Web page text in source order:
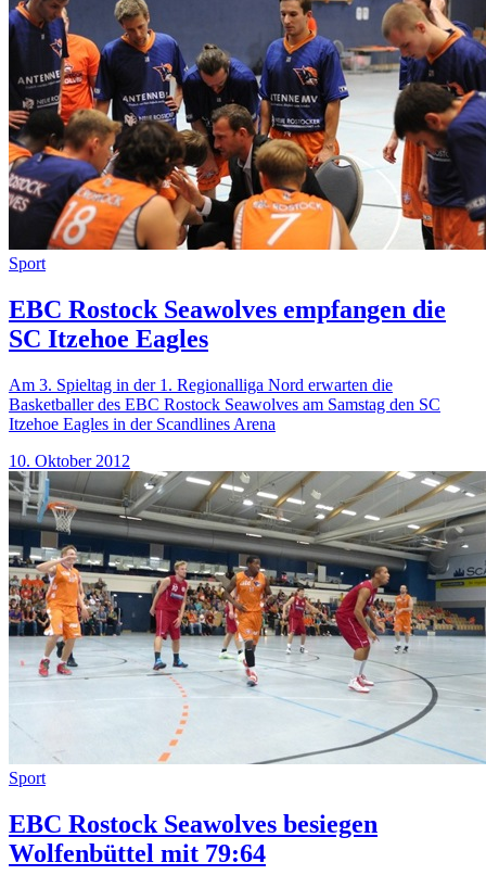
Sport
EBC Rostock Seawolves empfangen die
SC Itzehoe Eagles
Am 3. Spieltag in der 1. Regionalliga Nord erwarten die
Basketballer des EBC Rostock Seawolves am Samstag den SC
Itzehoe Eagles in der Scandlines Arena
10. Oktober 2012
Sport
EBC Rostock Seawolves besiegen
Wolfenbüttel mit 79:64